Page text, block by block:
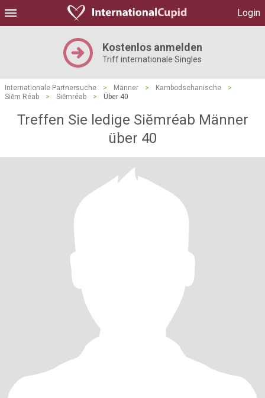
Login
Kostenlos anmelden
Triff internationale Singles
Internationale Partnersuche > Männer > Kambodschanische
>
Siĕm Réab
> Siĕmréab > Über 40
Treffen Sie ledige Siĕmréab Männer
über 40